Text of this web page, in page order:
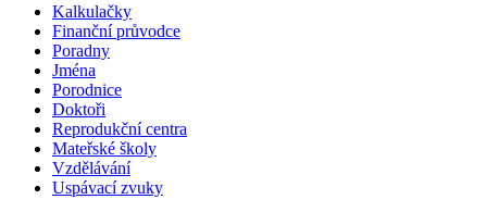
Kalkulačky
Finanční průvodce
Poradny
Jména
Porodnice
Doktoři
Reprodukční centra
Mateřské školy
Vzdělávání
Uspávací zvuky